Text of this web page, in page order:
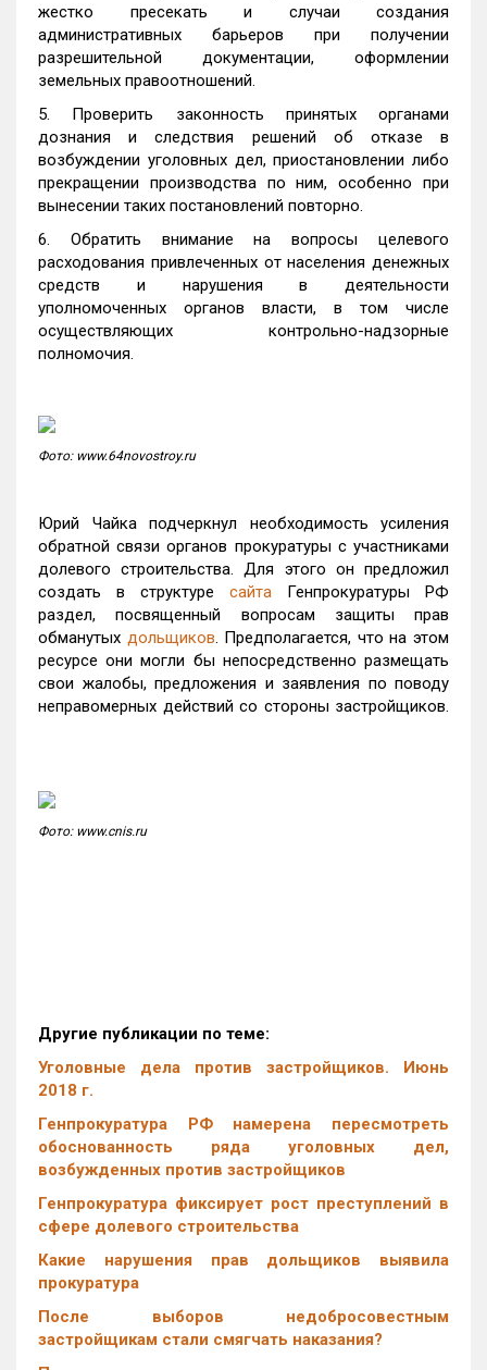
жестко пресекать и случаи создания
административных барьеров при получении
разрешительной документации, оформлении
земельных правоотношений.
5. Проверить законность принятых органами
дознания и следствия решений об отказе в
возбуждении уголовных дел, приостановлении либо
прекращении производства по ним, особенно при
вынесении таких постановлений повторно.
6. Обратить внимание на вопросы целевого
расходования привлеченных от населения денежных
средств и нарушения в деятельности
уполномоченных органов власти, в том числе
осуществляющих контрольно-надзорные
полномочия.
Фото: www.64novostroy.ru
Юрий Чайка подчеркнул необходимость усиления
обратной связи органов прокуратуры с участниками
долевого строительства. Для этого он предложил
создать в структуре сайта Генпрокуратуры РФ
раздел, посвященный вопросам защиты прав
обманутых дольщиков. Предполагается, что на этом
ресурсе они могли бы непосредственно размещать
свои жалобы, предложения и заявления по поводу
неправомерных действий со стороны застройщиков.
Фото: www.cnis.ru
Другие публикации по теме:
Уголовные дела против застройщиков. Июнь
2018 г.
Генпрокуратура РФ намерена пересмотреть
обоснованность ряда уголовных дел,
возбужденных против застройщиков
Генпрокуратура фиксирует рост преступлений в
сфере долевого строительства
Какие нарушения прав дольщиков выявила
прокуратура
После выборов недобросовестным
застройщикам стали смягчать наказания?